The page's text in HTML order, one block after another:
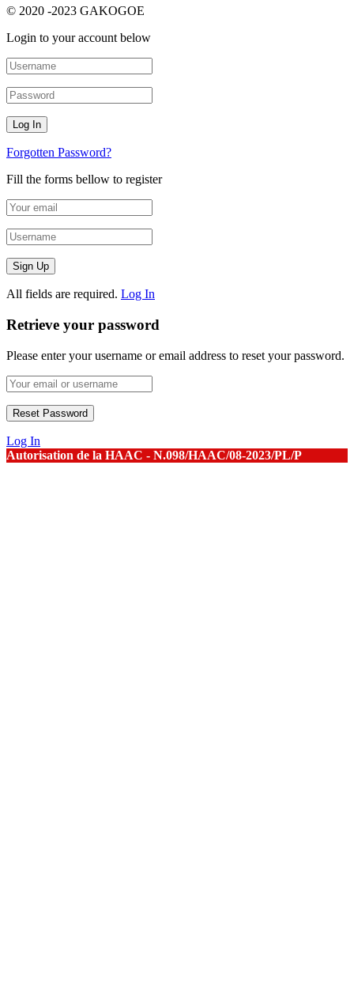
© 2020 -2023 GAKOGOE
Login to your account below
Forgotten Password?
Fill the forms bellow to register
All fields are required. Log In
Retrieve your password
Please enter your username or email address to reset your password.
Log In
Autorisation de la HAAC - N.098/HAAC/08-2023/PL/P